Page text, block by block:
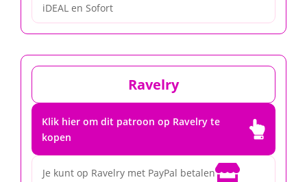
iDEAL en Sofort
Ravelry
Klik hier om dit patroon op Ravelry te
kopen

Je kunt op Ravelry met PayPal betalen